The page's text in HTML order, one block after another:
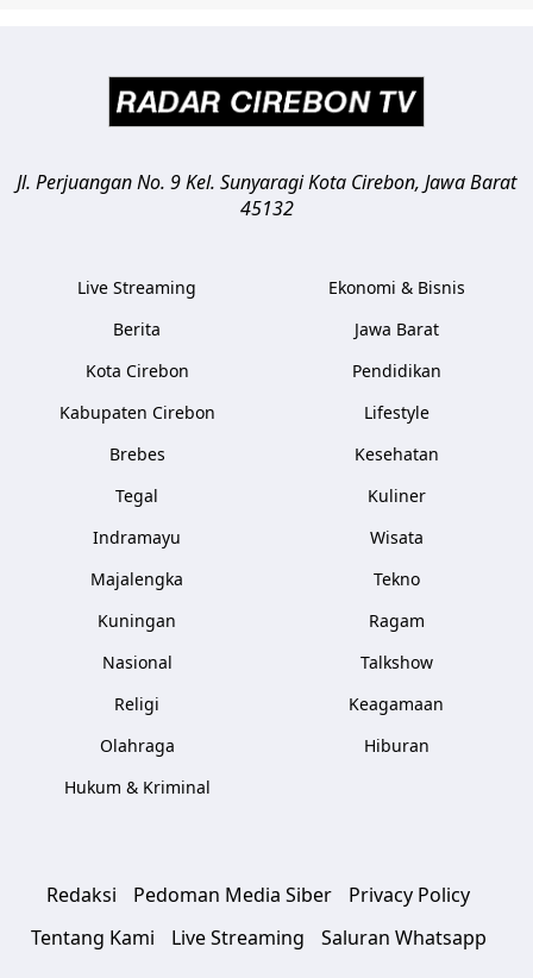
Jl. Perjuangan No. 9 Kel. SunyaragiKota Cirebon, Jawa Barat
45132
Live Streaming
Berita
Kota Cirebon
Kabupaten Cirebon
Brebes
Tegal
Indramayu
Majalengka
Kuningan
Nasional
Religi
Olahraga
Hukum & Kriminal
Ekonomi & Bisnis
Jawa Barat
Pendidikan
Lifestyle
Kesehatan
Kuliner
Wisata
Tekno
Ragam
Talkshow
Keagamaan
Hiburan
Redaksi Pedoman Media Siber
Privacy Policy
Tentang Kami
Live Streaming Saluran Whatsapp